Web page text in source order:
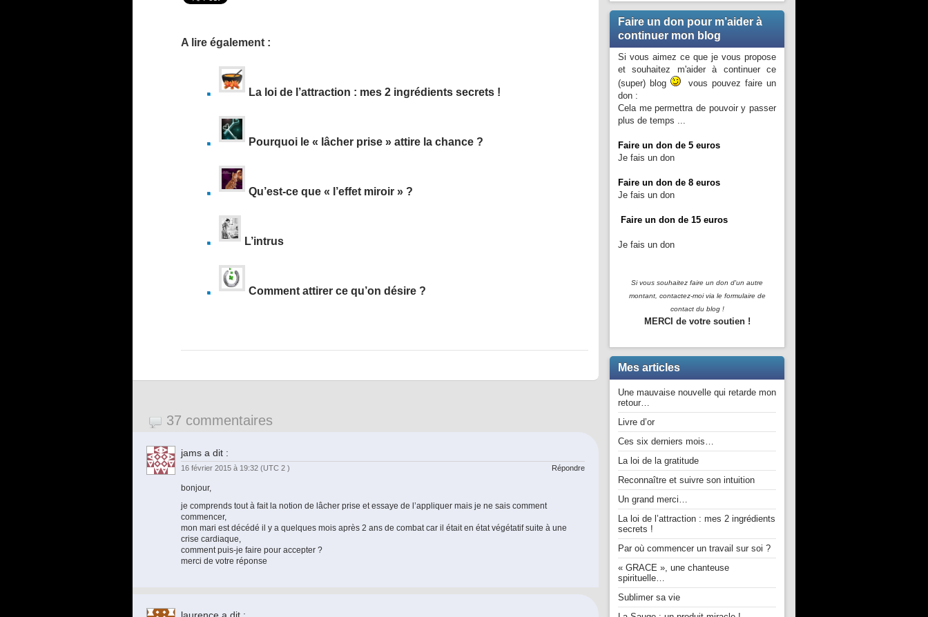
A lire également :
La loi de l’attraction : mes 2 ingrédients secrets !
Pourquoi le « lâcher prise » attire la chance ?
Qu’est-ce que « l’effet miroir » ?
L’intrus
Comment attirer ce qu’on désire ?
37 commentaires
jams a dit :
16 février 2015 à 19:32 (UTC 2 ) Répondre
bonjour,
je comprends tout à fait la notion de lâcher prise et essaye de l’appliquer mais je ne sais comment
commencer,
mon mari est décédé il y a quelques mois après 2 ans de combat car il était en état végétatif suite à une
crise cardiaque,
comment puis-je faire pour accepter ?
merci de votre réponse
Faire un don pour m’aider à
continuer mon blog
Si vous aimez ce que je vous propose
et souhaitez m'aider à continuer ce
(super) blog
vous pouvez faire un
don :
Cela me permettra de pouvoir y passer
plus de temps ...
Faire un don de 5 euros
Je fais un don
Faire un don de 8 euros
Je fais un don
Faire un don de 15 euros
Je fais un don
Si vous souhaitez faire un don d'un autre
montant, contactez-moivia le formulaire de
contact du blog !
MERCI de votre soutien !
Mes articles
Une mauvaise nouvelle qui retarde mon
retour…
Livre d’or
Ces six derniers mois…
La loi de la gratitude
Reconnaître et suivre son intuition
Un grand merci…
La loi de l’attraction : mes 2 ingrédients
secrets !
Par où commencer un travail sur soi ?
« GRACE », une chanteuse
spirituelle…
Sublimer sa vie